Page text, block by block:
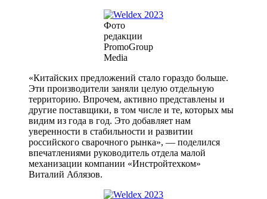
Фото
редакции
PromoGroup
Media
«Китайских предложений стало гораздо больше.
Эти производители заняли целую отдельную
территорию. Впрочем, активно представлены и
другие поставщики, в том числе и те, которых мы
видим из года в год. Это добавляет нам
уверенности в стабильности и развитии
российского сварочного рынка», — поделился
впечатлениями руководитель отдела малой
механизации компании «Инстройтехком»
Виталий Аблязов.